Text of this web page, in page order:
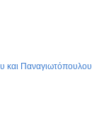
και Παναγιωτόπουλου